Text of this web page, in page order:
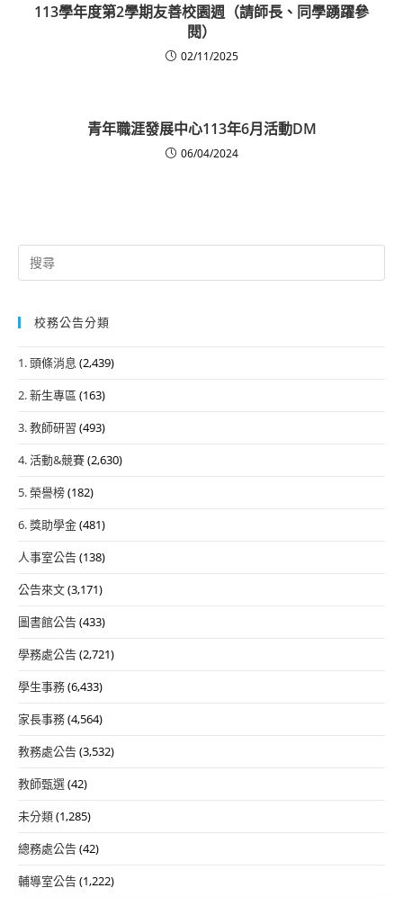
113學年度第2學期友善校園週（請師長、同學踴躍參
閱）
02/11/2025
青年職涯發展中心113年6月活動DM
06/04/2024
Search
for:
校務公告分類
1. 頭條消息 (2,439)
2. 新生專區 (163)
3. 教師研習 (493)
4. 活動&競賽(2,630)
5. 榮譽榜(182)
6. 獎助學金(481)
人事室公告(138)
公告來文(3,171)
圖書館公告(433)
學務處公告(2,721)
學生事務(6,433)
家長事務(4,564)
教務處公告(3,532)
教師甄選(42)
未分類(1,285)
總務處公告(42)
輔導室公告(1,222)